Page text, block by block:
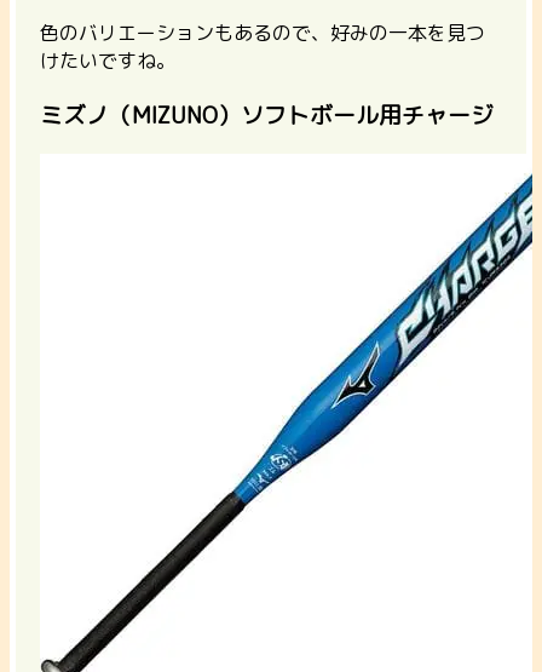
色のバリエーションもあるので、好みの一本を見つ
けたいですね。
ミズノ（MIZUNO）ソフトボール用チャージ